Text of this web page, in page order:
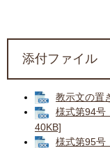
添付ファイル
教示文の置
様式第94号
40KB]
様式第95号